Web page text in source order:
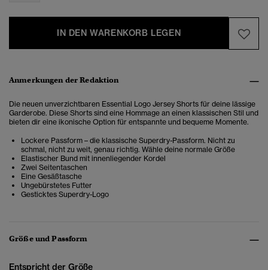
IN DEN WARENKORB LEGEN
Anmerkungen der Redaktion
Die neuen unverzichtbaren Essential Logo Jersey Shorts für deine lässige
Garderobe. Diese Shorts sind eine Hommage an einen klassischen Stil und
bieten dir eine ikonische Option für entspannte und bequeme Momente.
Lockere Passform – die klassische Superdry-Passform. Nicht zu
schmal, nicht zu weit, genau richtig. Wähle deine normale Größe
Elastischer Bund mit innenliegender Kordel
Zwei Seitentaschen
Eine Gesäßtasche
Ungebürstetes Futter
Gesticktes Superdry-Logo
Größe und Passform
Entspricht der Größe